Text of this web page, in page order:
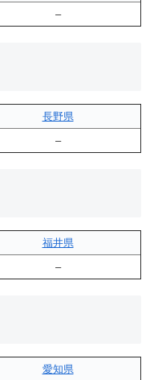
–
長野県
–
福井県
–
愛知県